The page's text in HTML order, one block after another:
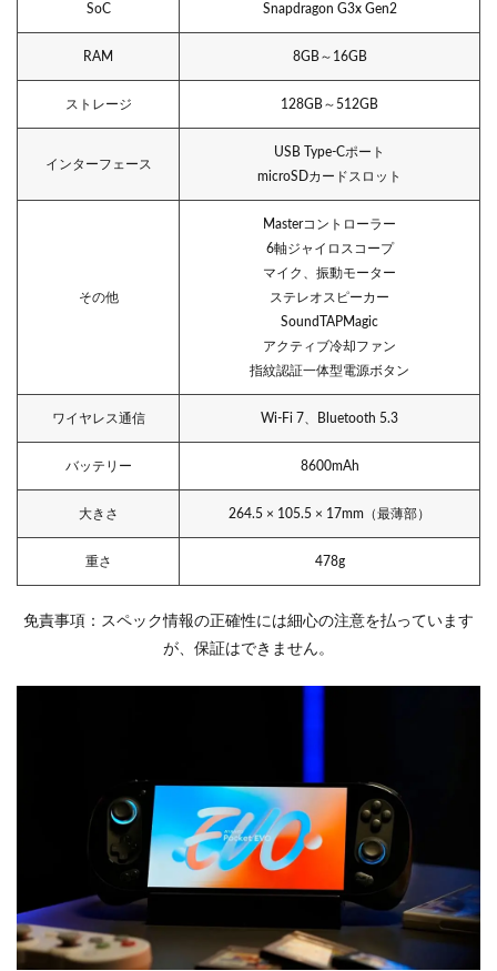
SoC Snapdragon G3x Gen2
RAM 8GB～16GB
ストレージ 128GB～512GB
インターフェース
USB Type-Cポート
microSDカードスロット
その他
Masterコントローラー
6軸ジャイロスコープ
マイク、振動モーター
ステレオスピーカー
SoundTAPMagic
アクティブ冷却ファン
指紋認証一体型電源ボタン
ワイヤレス通信 Wi-Fi 7、Bluetooth 5.3
バッテリー 8600mAh
大きさ 264.5 × 105.5 × 17mm（最薄部）
重さ 478g
免責事項：スペック情報の正確性には細心の注意を払っています
が、保証はできません。